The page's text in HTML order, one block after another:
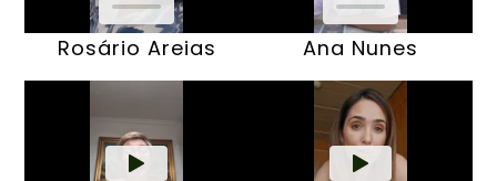
Rosário Areias Ana Nunes